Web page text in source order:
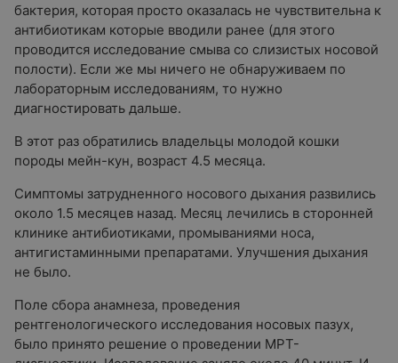
бактерия, которая просто оказалась не чувствительна к
антибиотикам которые вводили ранее (для этого
проводится исследование смыва со слизистых носовой
полости). Если же мы ничего не обнаруживаем по
лабораторным исследованиям, то нужно
диагностировать дальше.
В этот раз обратились владельцы молодой кошки
породы мейн-кун, возраст 4.5 месяца.
Симптомы затрудненного носового дыхания развились
около 1.5 месяцев назад. Месяц лечились в сторонней
клинике антибиотиками, промываниями носа,
антигистаминными препаратами. Улучшения дыхания
не было.
Поле сбора анамнеза, проведения
рентгенологического исследования носовых пазух,
было принято решение о проведении МРТ-